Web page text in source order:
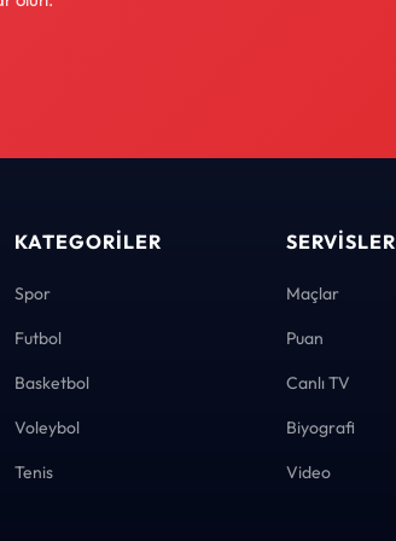
KATEGORILER
Spor
Futbol
Basketbol
Voleybol
Tenis
SERVISLER
Maçlar
Puan
Canlı TV
Biyografi
Video